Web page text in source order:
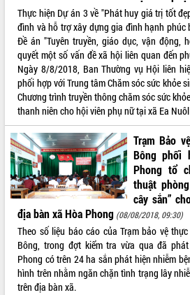
Thực hiện Dự án 3 về "Phát huy giá trị tốt
đình và hỗ trợ xây dựng gia đình hạnh phúc
Đề án "Tuyên truyền, giáo dục, vận động,
quyết một số vấn đề xã hội liên quan đến
Ngày 8/8/2018, Ban Thường vụ Hội liên
phối hợp với Trung tâm Chăm sóc sức khỏe
Chương trình truyền thông chăm sóc sức
thanh niên cho hội viên phụ nữ tại xã Ea
Trạm Bảo
Bông phối
Phong tổ
thuật
cây sắn”
địa bàn xã Hòa Phong (08/08/2018, 09:30)
Theo số liệu báo cáo của Trạm bảo vệ
Bông, trong đợt kiểm tra vừa qua đã
Phong có trên 24 ha sắn phát hiện nhiễm
hình trên nhằm ngăn chặn tình trạng lây
trên địa bàn xã.